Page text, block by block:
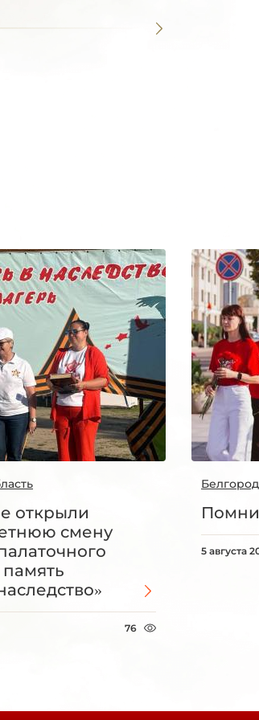
открыли
смену
76
5 августа